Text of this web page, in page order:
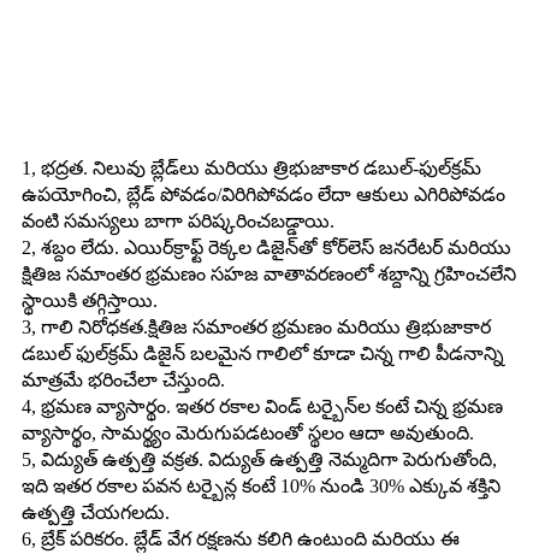
1, భద్రత. నిలువు బ్లేడ్‌లు మరియు త్రిభుజాకార డబుల్-ఫుల్‌క్రమ్
ఉపయోగించి, బ్లేడ్ పోవడం/విరిగిపోవడం లేదా ఆకులు ఎగిరిపోవడం
వంటి సమస్యలు బాగా పరిష్కరించబడ్డాయి.
2, శబ్దం లేదు. ఎయిర్‌క్రాఫ్ట్ రెక్కల డిజైన్‌తో కోర్‌లెస్ జనరేటర్ మరియు
క్షితిజ సమాంతర భ్రమణం సహజ వాతావరణంలో శబ్దాన్ని గ్రహించలేని
స్థాయికి తగ్గిస్తాయి.
3, గాలి నిరోధకత.క్షితిజ సమాంతర భ్రమణం మరియు త్రిభుజాకార
డబుల్ ఫుల్‌క్రమ్ డిజైన్ బలమైన గాలిలో కూడా చిన్న గాలి పీడనాన్ని
మాత్రమే భరించేలా చేస్తుంది.
4, భ్రమణ వ్యాసార్థం. ఇతర రకాల విండ్ టర్బైన్‌ల కంటే చిన్న భ్రమణ
వ్యాసార్థం, సామర్థ్యం మెరుగుపడటంతో స్థలం ఆదా అవుతుంది.
5, విద్యుత్ ఉత్పత్తి వక్రత. విద్యుత్ ఉత్పత్తి నెమ్మదిగా పెరుగుతోంది,
ఇది ఇతర రకాల పవన టర్బైన్ల కంటే 10% నుండి 30% ఎక్కువ శక్తిని
ఉత్పత్తి చేయగలదు.
6, బ్రేక్ పరికరం. బ్లేడ్ వేగ రక్షణను కలిగి ఉంటుంది మరియు ఈ